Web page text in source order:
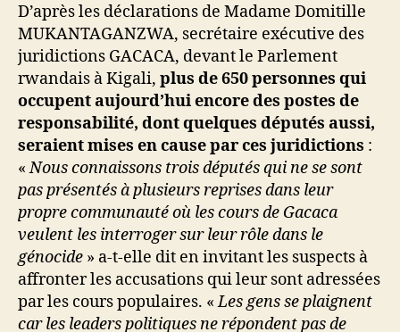
D’après les déclarations de Madame Domitille
MUKANTAGANZWA, secrétaire exécutive des
juridictions GACACA, devant le Parlement
rwandais à Kigali, plus de 650 personnes qui
occupent aujourd’hui encore des postes de
responsabilité, dont quelques députés aussi,
seraient mises en cause par ces juridictions :
«Nous connaissons trois députés qui ne se sont
pas présentés à plusieurs reprises dans leur
propre communauté où les cours de Gacaca
veulent les interroger sur leur rôle dans le
génocide » a-t-elle dit en invitant les suspects à
affronter les accusations qui leur sont adressées
par les cours populaires. «Les gens se plaignent
car les leaders politiques ne répondent pas de